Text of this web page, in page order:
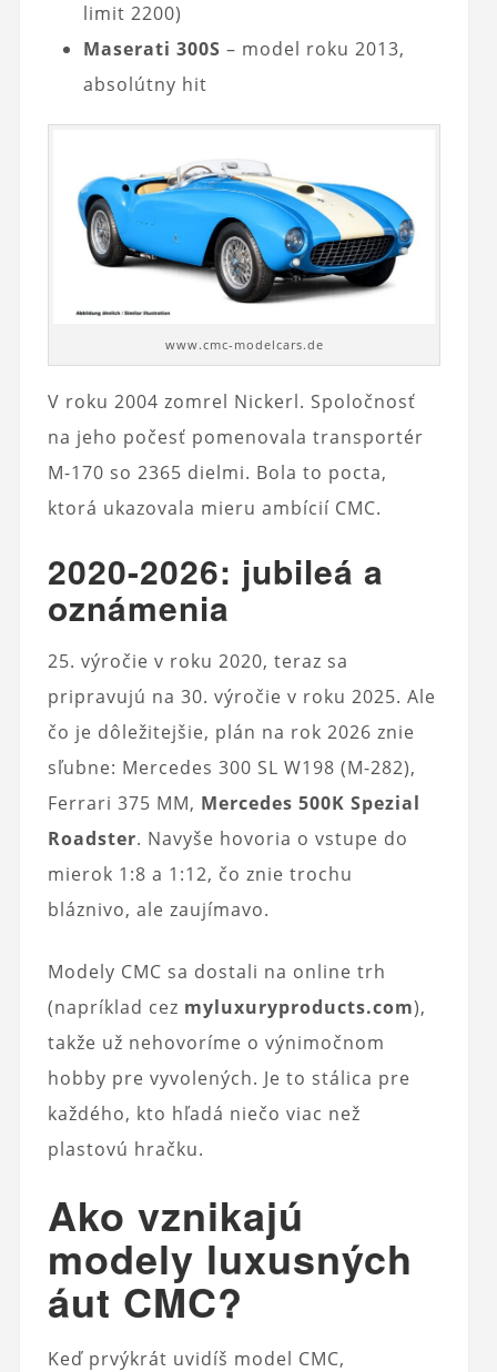
limit 2200)
Maserati 300S – model roku 2013,
absolútny hit
www.cmc-modelcars.de
V roku 2004 zomrel Nickerl. Spoločnosť
na jeho počesť pomenovala transportér
M-170 so 2365 dielmi. Bola to pocta,
ktorá ukazovala mieru ambícií CMC.
2020-2026: jubileá a
oznámenia
25. výročie v roku 2020, teraz sa
pripravujú na 30. výročie v roku 2025. Ale
čo je dôležitejšie, plán na rok 2026 znie
sľubne: Mercedes 300 SL W198 (M-282),
Ferrari 375 MM, Mercedes 500K Spezial
Roadster. Navyše hovoria o vstupe do
mierok 1:8 a 1:12, čo znie trochu
bláznivo, ale zaujímavo.
Modely CMC sa dostali na online trh
(napríklad cez myluxuryproducts.com),
takže už nehovoríme o výnimočnom
hobby pre vyvolených. Je to stálica pre
každého, kto hľadá niečo viac než
plastovú hračku.
Ako vznikajú
modely luxusných
áut CMC?
Keď prvýkrát uvidíš model CMC,